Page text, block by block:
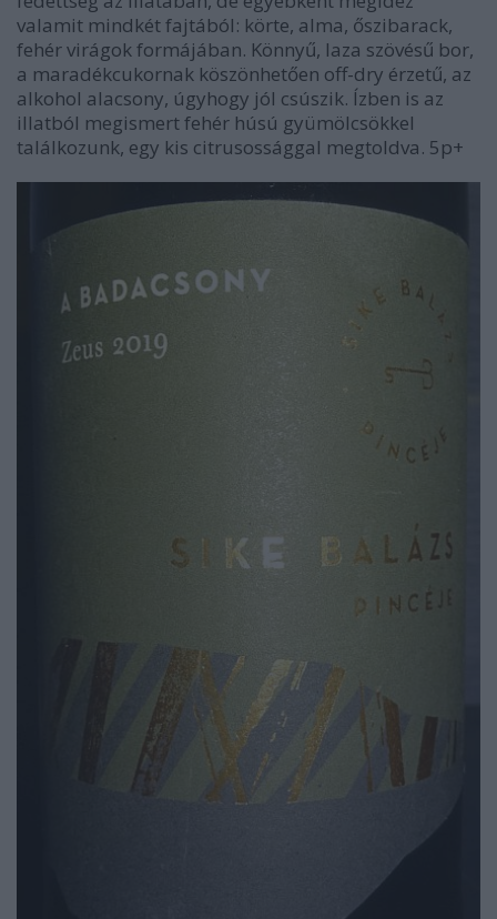
valamit mindkét fajtából: körte, alma, őszibarack,
fehér virágok formájában. Könnyű, laza szövésű bor,
a maradékcukornak köszönhetően off-dry érzetű, az
alkohol alacsony, úgyhogy jól csúszik. Ízben is az
illatból megismert fehér húsú gyümölcsökkel
találkozunk, egy kis citrusossággal megtoldva. 5p+